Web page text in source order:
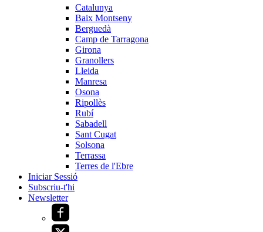
Catalunya
Baix Montseny
Berguedà
Camp de Tarragona
Girona
Granollers
Lleida
Manresa
Osona
Ripollès
Rubí
Sabadell
Sant Cugat
Solsona
Terrassa
Terres de l'Ebre
Iniciar Sessió
Subscriu-t'hi
Newsletter